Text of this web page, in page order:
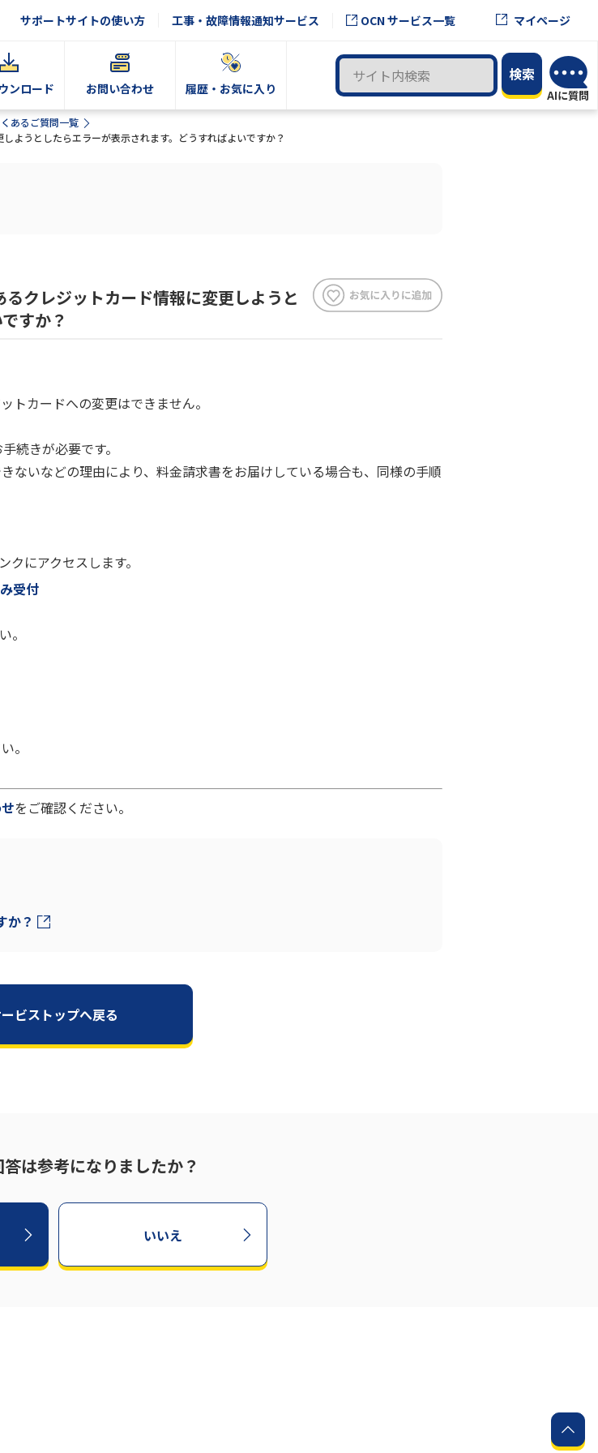
サポートサイトの使い方 工事・故障情報通知サービス OCN サービス一覧 マイページ
ンロード お問い合わせ 履歴・お気に入り
くあるご質問一覧
ようとしたらエラーが表示されます。どうすればよいですか？
クレジットカード情報に変更しようと
すか？
トカードへの変更はできません。
続きが必要です。
ないなどの理由により、料金請求書をお届けしている場合も、同様の手順
にアクセスします。
受付
。
。
をご確認ください。
か？
ビストップへ戻る
は参考になりましたか？
いいえ